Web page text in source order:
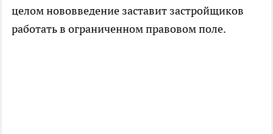
целом нововведение заставит застройщиков
работать в ограниченном правовом поле.